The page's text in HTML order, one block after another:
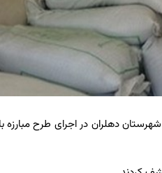
دهلران در اجرای طرح مبارزه